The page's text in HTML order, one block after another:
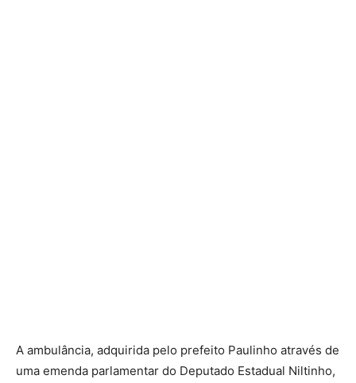
A ambulância, adquirida pelo prefeito Paulinho através de
uma emenda parlamentar do Deputado Estadual Niltinho,